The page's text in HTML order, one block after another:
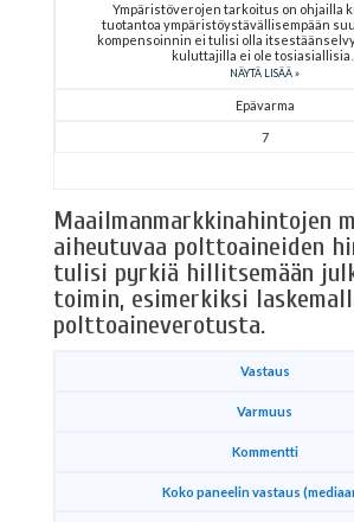
Ympäristöverojen tarkoitus on ohjailla
tuotantoa ympäristöystävällisempään
kompensoinnin ei tulisi olla
kuluttajilla ei ole tosiasiallisia
NÄYTÄ LISÄÄ
Epävarma
7
Maailmanmarkkinahintojen
aiheutuvaa polttoaineiden
tulisi pyrkiä hillitsemään
toimin, esimerkiksi
polttoaineverotusta.
Vastaus
Varmuus
Kommentti
Koko paneelin vastaus